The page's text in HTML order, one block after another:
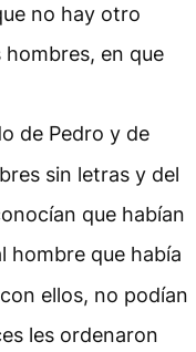
no hay otro
en que
de Pedro y de
sin letras y del
que habían
hombre que había
ellos, no podían
les ordenaron